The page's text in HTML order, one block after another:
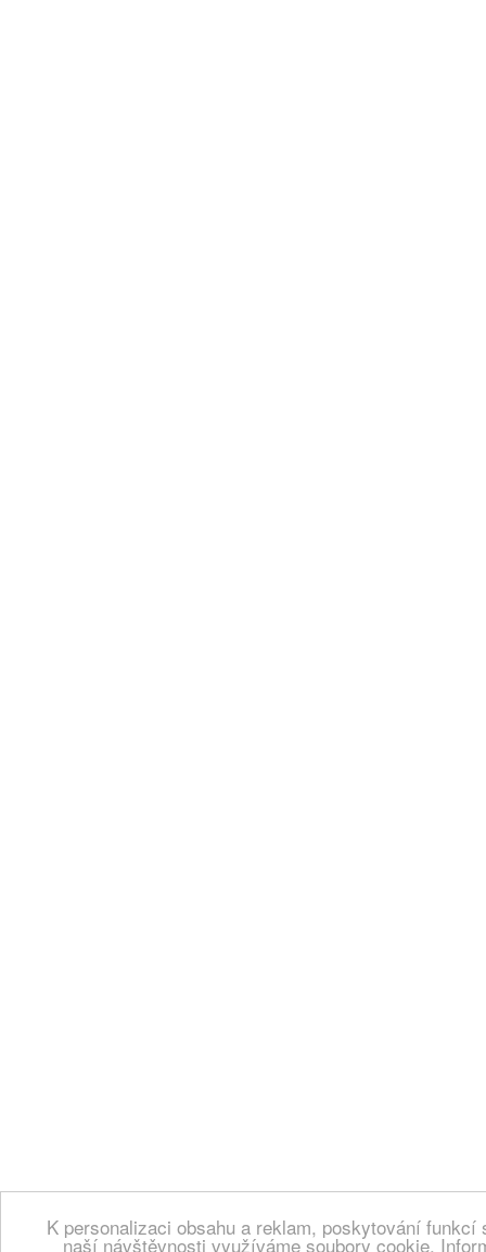
K personalizaci obsahu a reklam, poskytování
naší návštěvnosti využíváme soubory cookie.